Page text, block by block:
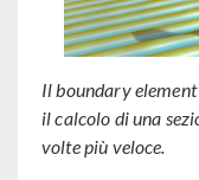
Il boundary
il calcolo di una
volte più veloce.